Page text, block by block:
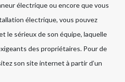
électrique ou encore que vous
électrique, vous pouvez
le sérieux de son équipe, laquelle
des propriétaires. Pour de
son site internet à partir d’un